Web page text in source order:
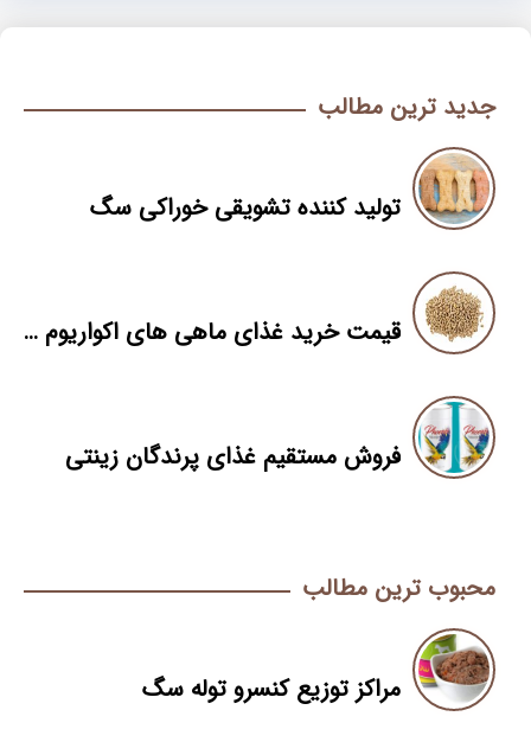
جدید ترین مطالب
تولید کننده تشویقی خوراکی سگ
قیمت خرید غذای ماهی های اکواریوم تزئینی
فروش مستقیم غذای پرندگان زینتی
محبوب ترین مطالب
مراکز توزیع کنسرو توله سگ